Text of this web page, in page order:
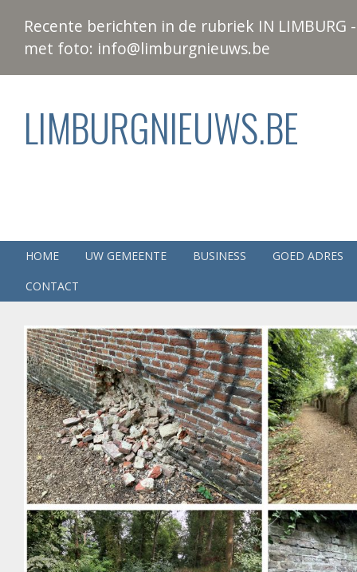
Recente berichten in de rubriek IN
met foto: info@limburgnieuws.be
LIMBURGNIEUWS.BE
HOME UW GEMEENTE BUSINESS
GOED ADRES
CONTACT